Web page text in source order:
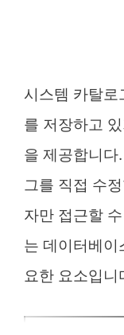
시스템 카탈로
를 저장하고
을 제공합니다
그를 직접 수
자만 접근할
는 데이터베이
요한 요소입니